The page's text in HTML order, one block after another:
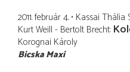
2011. február 4. Kassai Thália
Kurt Weill - Bertolt Brecht
Korognai Károly
Bicska Maxi